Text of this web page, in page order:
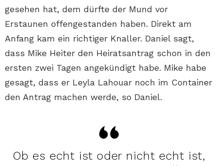
gesehen hat, dem dürfte der Mund vor
Erstaunen offengestanden haben. Direkt am
Anfang kam ein richtiger Knaller. Daniel sagt,
dass Mike Heiter den Heiratsantrag schon in den
ersten zwei Tagen angekündigt habe. Mike habe
gesagt, dass er Leyla Lahouar noch im Container
den Antrag machen werde, so Daniel.
Ob es echt ist oder nicht echt ist,